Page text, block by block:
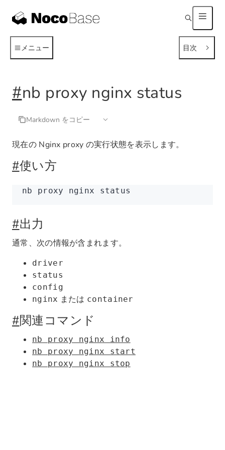
メニュー 目次
#nb proxy nginx status
Markdown をコピー
現在の Nginx proxy の実行状態を表示します。
#使い方
nb proxy nginx status
#出力
通常、次の情報が含まれます。
driver
status
config
nginx または container
#関連コマンド
nb proxy nginx info
nb proxy nginx start
nb proxy nginx stop